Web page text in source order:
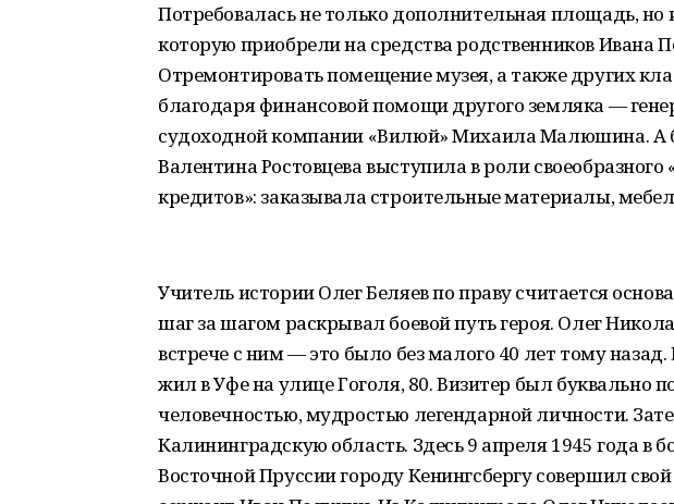
Потребовалась не только дополнительная площадь, но
которую приобрели на средства родственников Ивана
Отремонтировать помещение музея, а также других
благодаря финансовой помощи другого земляка —
судоходной компании «Вилюй» Михаила Малюшина.
Валентина Ростовцева выступила в роли
кредитов»: заказывала строительные материалы,
Учитель истории Олег Беляев по праву считается
шаг за шагом раскрывал боевой путь героя. Олег
встрече с ним — это было без малого 40 лет тому
жил в Уфе на улице Гоголя, 80. Визитер был буквально
человечностью, мудростью легендарной личности.
Калининградскую область. Здесь 9 апреля 1945 года в
Восточной Пруссии городу Кенингсбергу совершил